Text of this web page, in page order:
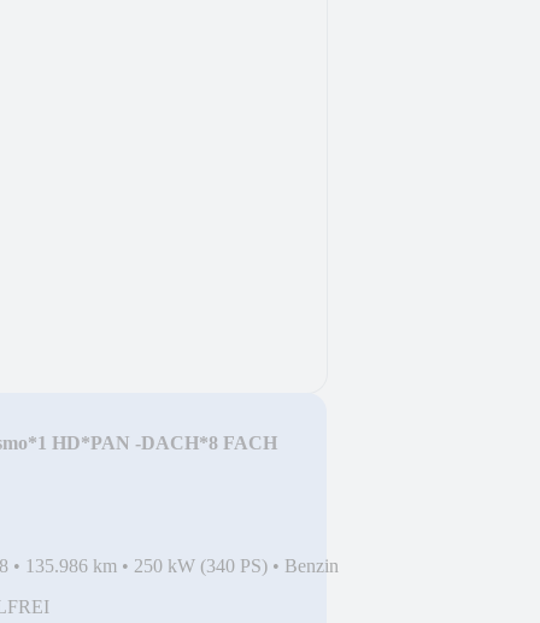
HD*PAN -DACH*8 FACH
• 135.986 km • 250 kW (340 PS) • Benzin